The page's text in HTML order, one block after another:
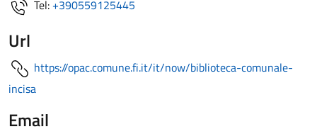
Tel: +390559125445
Url
https://opac.comune.fi.it/it/now/biblioteca-comunale-
incisa
Email